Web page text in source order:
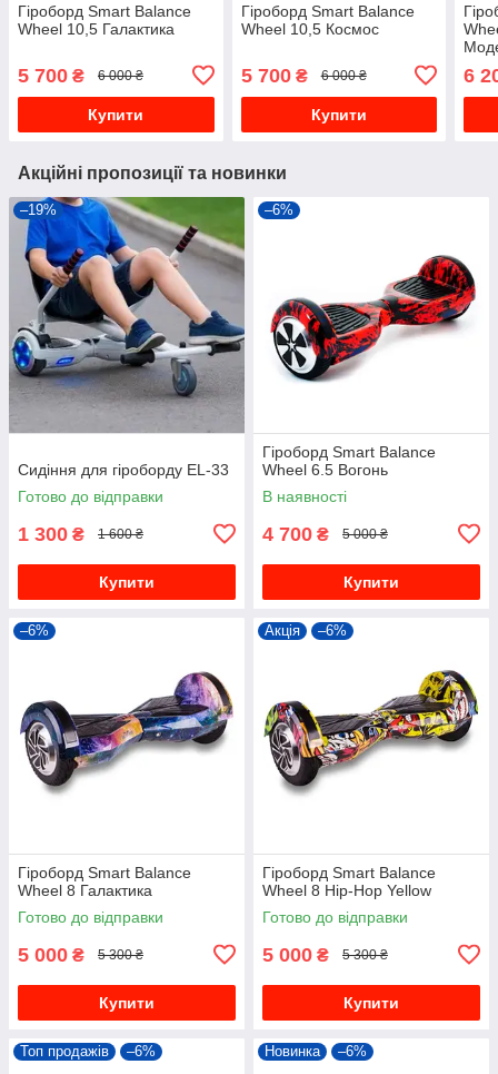
Гіроборд Smart Balance
Wheel 10,5 Галактика
5 700 ₴ 6 000 ₴
Купити
Гіроборд Smart Balance
Wheel 10,5 Космос
5 700₴ 6 000 ₴
Купити
6
Акційні пропозиції та новинки
–19%
Сидіння для гіроборду EL-33
Готово до відправки
1 300 ₴ 1 600 ₴
Купити
–6%
Гіроборд Smart Balance
Wheel 6.5 Вогонь
В наявності
4 700 ₴ 5 000 ₴
Купити
–6%
Гіроборд Smart Balance
Wheel 8 Галактика
Готово до відправки
5 000 ₴ 5 300 ₴
Купити
Акція –6%
Гіроборд Smart Balance
Wheel 8 Hip-Hop Yellow
Готово до відправки
5 000 ₴ 5 300 ₴
Купити
Топ продажів –6% Новинка –6%